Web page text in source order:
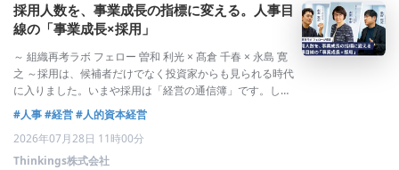
採用人数を、事業成長の指標に変える。人事目
線の「事業成長×採用」
～ 組織再考ラボ フェロー 曽和 利光 × 髙倉 千春 × 永島 寛
之 ～採用は、候補者だけでなく投資家からも見られる時代
に入りました。いまや採用は「経営の通信簿」です。しか
し、採用の現場が長く力を注いできたのは「いい人をどう
採るか」「何人採ったか」でした。経営会議で「今期は過
去最多の採用数です」と
#人事#経営#人的資本経営
2026年07月28日 11時00分
Thinkings株式会社